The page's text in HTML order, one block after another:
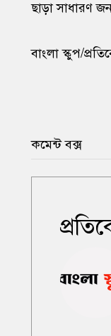
ছাড়া সাধারণ
বাংলা স্কুপ/
কমেন্ট বক্স